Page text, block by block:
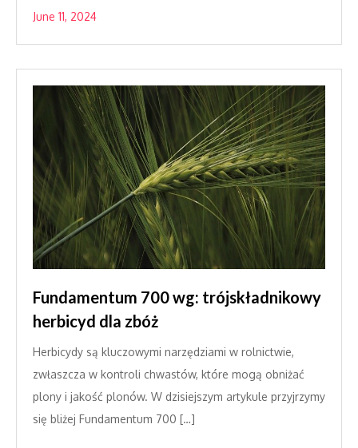
June 11, 2024
Fundamentum 700 wg: trójskładnikowy
herbicyd dla zbóż
Herbicydy są kluczowymi narzędziami w rolnictwie,
zwłaszcza w kontroli chwastów, które mogą obniżać
plony i jakość plonów. W dzisiejszym artykule przyjrzymy
się bliżej Fundamentum 700 […]